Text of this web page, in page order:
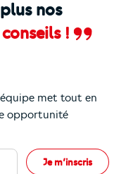
nos
!
met tout en
opportunité
Je m’inscris